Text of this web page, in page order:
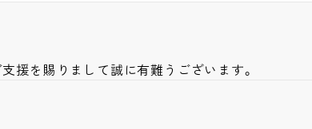
援を賜りまして誠に有難うございます。